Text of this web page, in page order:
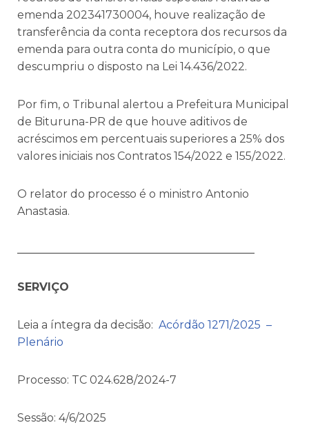
emenda 202341730004, houve realização de
transferência da conta receptora dos recursos da
emenda para outra conta do município, o que
descumpriu o disposto na Lei 14.436/2022.
Por fim, o Tribunal alertou a Prefeitura Municipal
de Bituruna-PR de que houve aditivos de
acréscimos em percentuais superiores a 25% dos
valores iniciais nos Contratos 154/2022 e 155/2022.
O relator do processo é o ministro Antonio
Anastasia.
SERVIÇO
Leia a íntegra da decisão: Acórdão 1271/2025 –
Plenário
Processo: TC 024.628/2024-7
Sessão: 4/6/2025